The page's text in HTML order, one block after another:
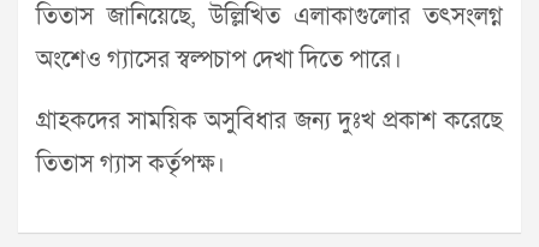
তিতাস জানিয়েছে, উল্লিখিত এলাকাগুলোর তৎসংলগ্ন
অংশেও গ্যাসের স্বল্পচাপ দেখা দিতে পারে।
গ্রাহকদের সাময়িক অসুবিধার জন্য দুঃখ প্রকাশ করেছে
তিতাস গ্যাস কর্তৃপক্ষ।